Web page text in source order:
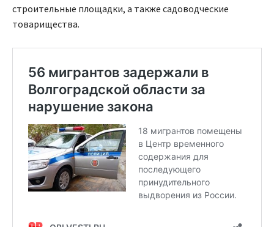
строительные площадки, а также садоводческие
товарищества.